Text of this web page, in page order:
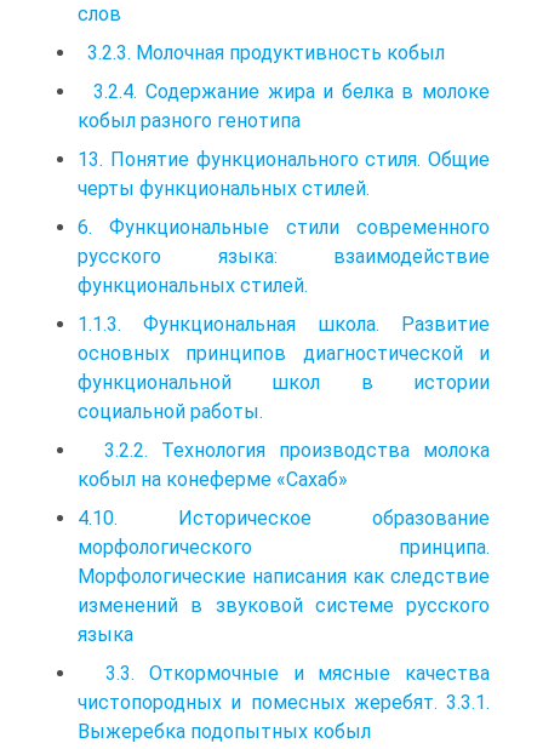
слов
3.2.3. Молочная продуктивность кобыл
3.2.4. Содержание жира и белка в молоке
кобыл разного генотипа
13. Понятие функционального стиля. Общие
черты функциональных стилей.
6. Функциональные стили современного
русского языка: взаимодействие
функциональных стилей.
1.1.3. Функциональная школа. Развитие
основных принципов диагностической и
функциональной школ в истории
социальной работы.
3.2.2. Технология производства молока
кобыл на конеферме «Сахаб»
4.10. Историческое образование
морфологического принципа.
Морфологические написания как следствие
изменений в звуковой системе русского
языка
3.3. Откормочные и мясные качества
чистопородных и помесных жеребят. 3.3.1.
Выжеребка подопытных кобыл